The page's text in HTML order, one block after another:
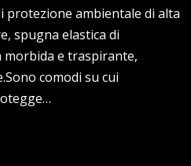
protezione ambientale di alta
spugna elastica di
morbida e traspirante,
comodi su cui